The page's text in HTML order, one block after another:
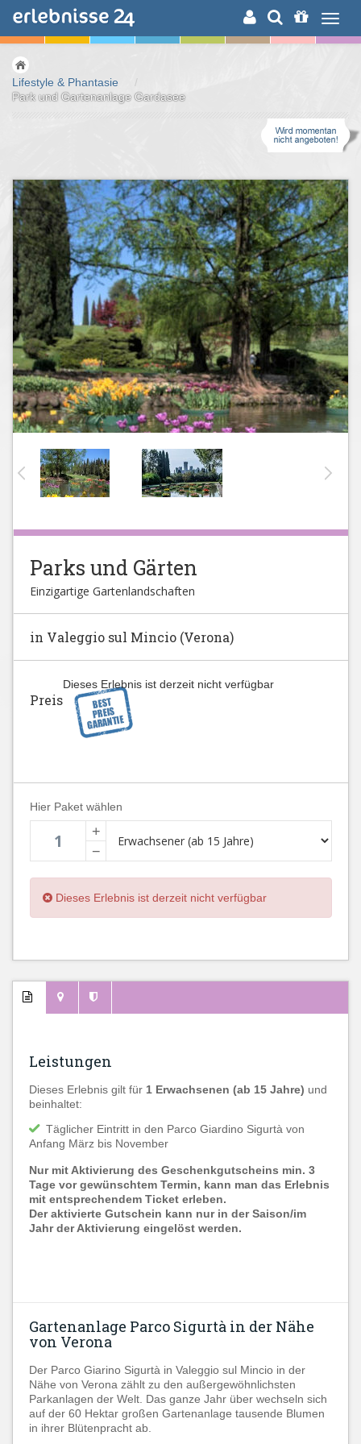
ERLEBNISSUCHE
Lifestyle & Phantasie
/
Park und Gartenanlage Gardasee
Parks und Gärten
Einzigartige Gartenlandschaften
in Valeggio sul Mincio (Verona)
Dieses Erlebnis ist derzeit nicht verfügbar
Preis
Hier Paket wählen
+
−
Dieses Erlebnis ist derzeit nicht verfügbar
Leistungen
Dieses Erlebnis gilt für 1 Erwachsenen (ab 15 Jahre) und
beinhaltet:
Täglicher Eintritt in den Parco Giardino Sigurtà von
Anfang März bis November
Nur mit Aktivierung des Geschenkgutscheins min. 3
Tage vor gewünschtem Termin, kann man das Erlebnis
mit entsprechendem Ticket erleben.
Der aktivierte Gutschein kann nur in der Saison/im
Jahr der Aktivierung eingelöst werden.
Gartenanlage Parco Sigurtà in der Nähe
von Verona
Der Parco Giarino Sigurtà in Valeggio sul Mincio in der
Nähe von Verona zählt zu den außergewöhnlichsten
Parkanlagen der Welt. Das ganze Jahr über wechseln sich
auf der 60 Hektar großen Gartenanlage tausende Blumen
in ihrer Blütenpracht ab.